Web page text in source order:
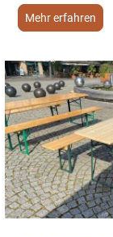
Mehr erfahren